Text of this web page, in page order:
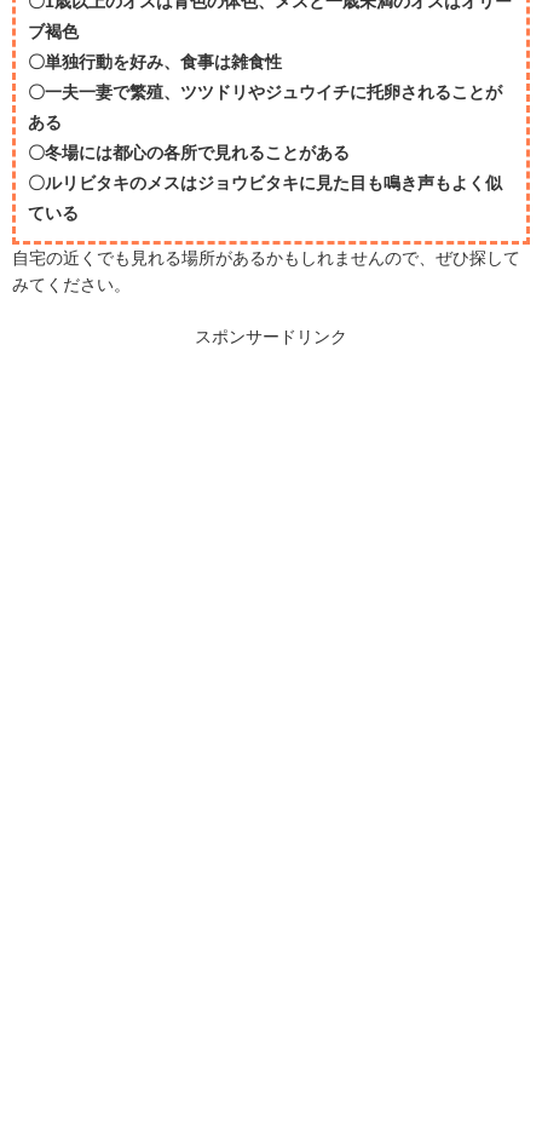
ブ褐色
〇単独行動を好み、食事は雑食性
〇一夫一妻で繁殖、ツツドリやジュウイチに托卵されることが
ある
〇冬場には都心の各所で見れることがある
〇ルリビタキのメスはジョウビタキに見た目も鳴き声もよく似
ている
自宅の近くでも見れる場所があるかもしれませんので、ぜひ探して
みてください。
スポンサードリンク